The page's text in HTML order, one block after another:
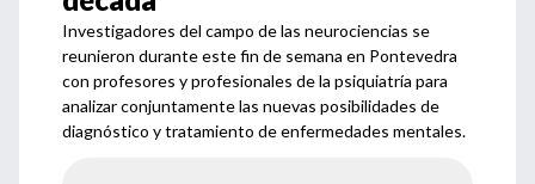
Investigadores del campo de las neurociencias se
reunieron durante este fin de semana en Pontevedra
con profesores y profesionales de la psiquiatría para
analizar conjuntamente las nuevas posibilidades de
diagnóstico y tratamiento de enfermedades mentales.